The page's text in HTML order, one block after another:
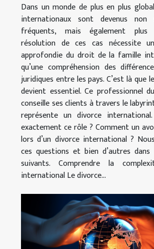
Dans un monde de plus en plus
internationaux sont devenus non
fréquents, mais également plus
résolution de ces cas nécessite
approfondie du droit de la famille
qu’une compréhension des
juridiques entre les pays. C’est là que
devient essentiel. Ce professionnel
conseille ses clients à travers le
représente un divorce
exactement ce rôle ? Comment un
lors d’un divorce international ?
ces questions et bien d’autres dans
suivants. Comprendre la
international Le divorce...